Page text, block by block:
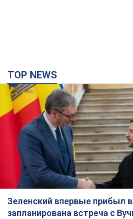
TOP NEWS
Зеленский впервые прибыл
запланирована встреча с